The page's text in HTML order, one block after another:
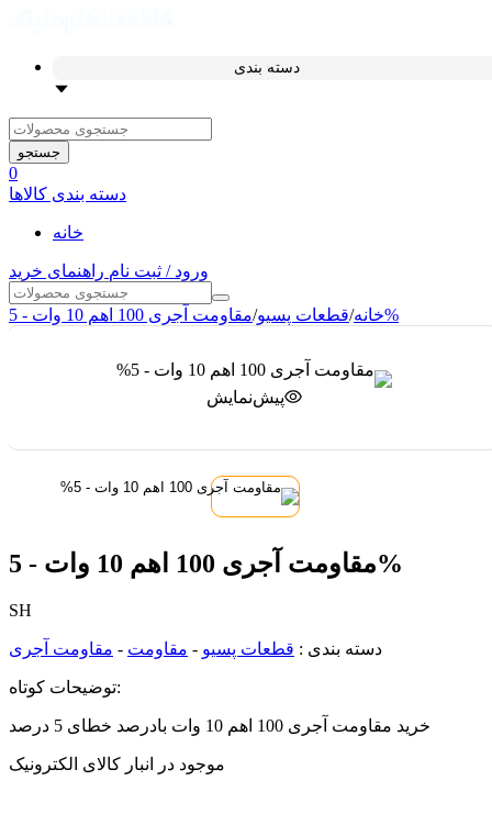
دسته بندی
جستجو
0
دسته بندی کالاها
خانه
ورود / ثبت نام راهنمای خرید
خانه/قطعات پسیو/ مقاومت آجری 100 اهم 10 وات - 5%
پیش‌نمایش
مقاومت آجری 100 اهم 10 وات - 5%
SH
دسته بندی : قطعات پسیو - مقاومت - مقاومت آجری
توضیحات کوتاه:
خرید مقاومت آجری 100 اهم 10 وات بادرصد خطای 5 درصد
موجود در انبار کالای الکترونیک